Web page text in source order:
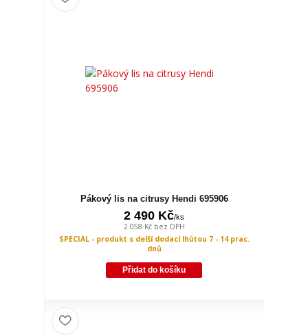
Pákový lis na citrusy Hendi 695906
2 490 Kč/ks
2 058 Kč bez DPH
SPECIAL - produkt s delší dodací lhůtou 7 - 14 prac.
dnů
Přidat do košíku